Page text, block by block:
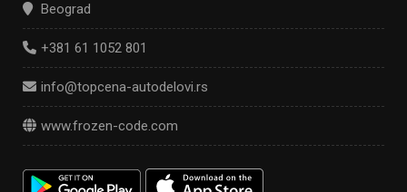
Beograd
+381 61 1052 801
info@topcena-autodelovi.rs
www.frozen-code.com